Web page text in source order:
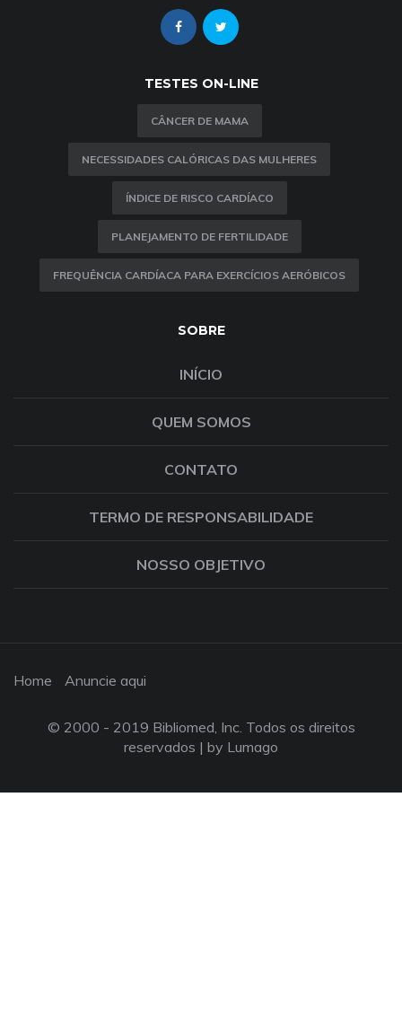
TESTES ON-LINE
CÂNCER DE MAMA
NECESSIDADES CALÓRICAS DAS MULHERES
ÍNDICE DE RISCO CARDÍACO
PLANEJAMENTO DE FERTILIDADE
FREQUÊNCIA CARDÍACA PARA EXERCÍCIOS AERÓBICOS
SOBRE
INÍCIO
QUEM SOMOS
CONTATO
TERMO DE RESPONSABILIDADE
NOSSO OBJETIVO
Home Anuncie aqui
© 2000 - 2019 Bibliomed, Inc. Todos os direitos
reservados | by Lumago